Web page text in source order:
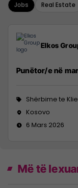
Jobs Real Estate
Elkos
Punëtor/e në
Shërbime te
Kosovo
6 Mars 2026
Më të